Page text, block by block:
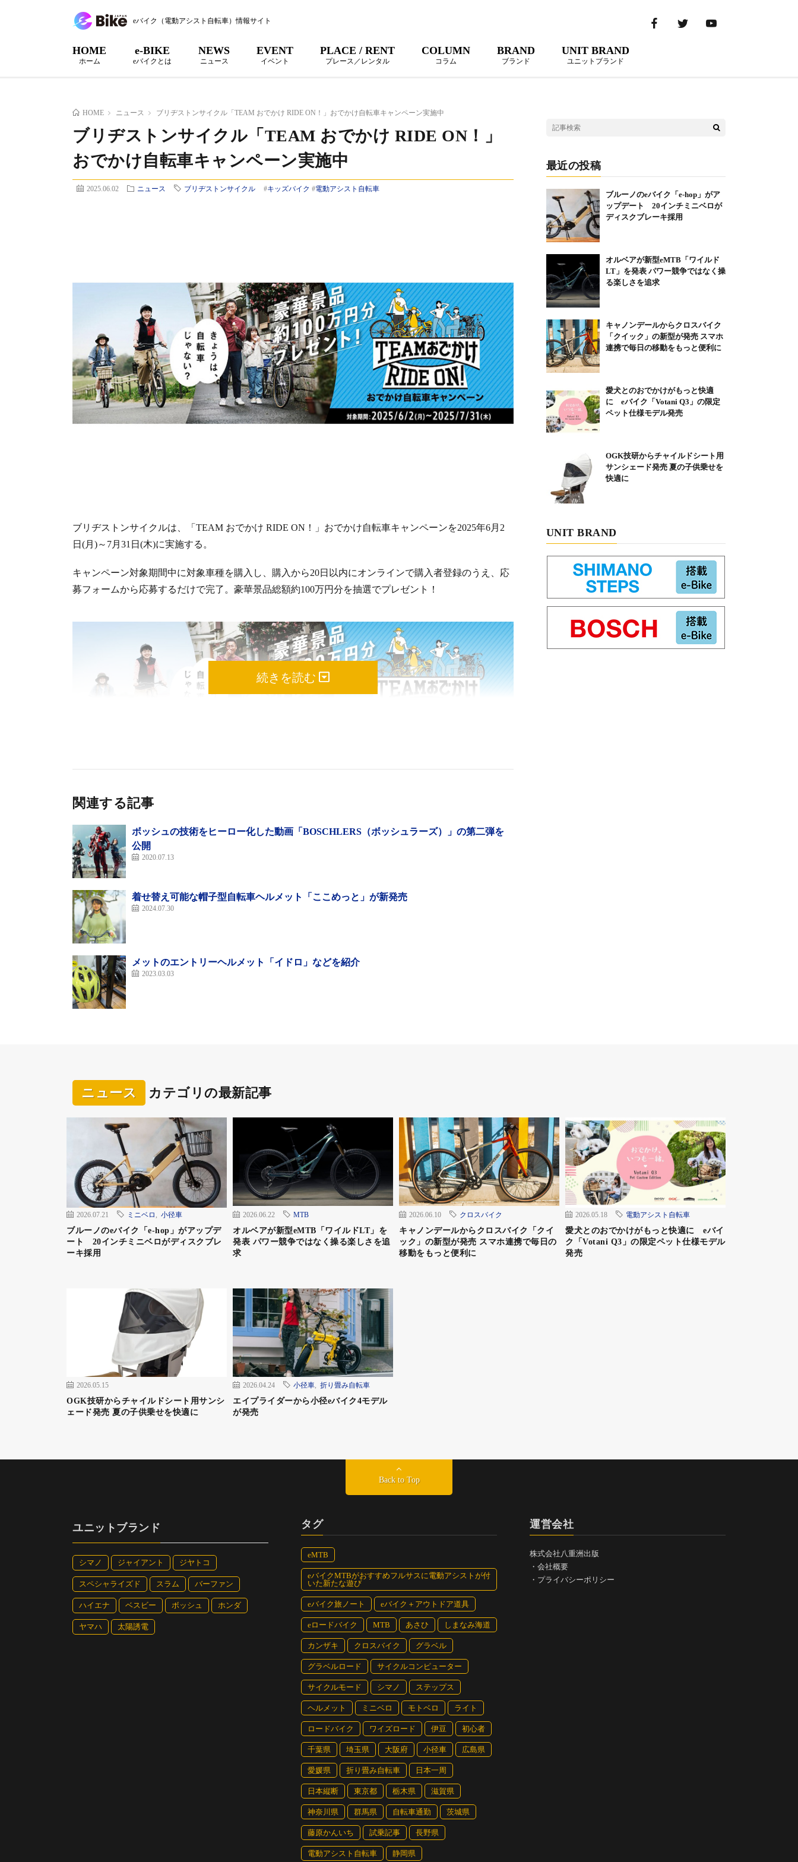
eバイク（電動アシスト自転車）情報サイト
HOME
ホーム
e-BIKE
eバイクとは
NEWS
ニュース
EVENT
イベント
PLACE / RENT
プレース／レンタル
COLUMN
コラム
BRAND
ブランド
UNIT BRAND
ユニットブランド
HOME ニュース ブリヂストンサイクル「TEAM おでかけ RIDE ON！」おでかけ自転車キャンペーン実施中
ブリヂストンサイクル「TEAM おでかけ RIDE ON！」
おでかけ自転車キャンペーン実施中
2025.06.02 ニュース ブリヂストンサイクル #キッズバイク #電動アシスト自転車
ブリヂストンサイクルは、「TEAM おでかけ RIDE ON！」おでかけ自転車キャンペーンを2025年6月2
日(月)～7月31日(木)に実施する。
キャンペーン対象期間中に対象車種を購入し、購入から20日以内にオンラインで購入者登録のうえ、応
募フォームから応募するだけで完了。豪華景品総額約100万円分を抽選でプレゼント！
暖かくなり、夏の訪れを感じるこの季節は、自転車でのおでかけに最適です。自転車なら、お子様やお
友達とペダルを踏むリズムが合い、スピードが揃い、心がつながります。目的地があってもなくても、
（1) 対象期間：
2025年6月2日(月)～2025年7月31日(木)
（2) キャンペーン内容：
以下の応募条件①～③をすべて満たした方の中から、豪華景品総額約100万円分を抽選でプレゼントし
ます。
（3) 応募条件：
①2025年6月2日（月）～2025年7月31日(木)の間で対象車種の購入
②購入から20日以内にオンラインでの購入者登録
（※「ロビンフッド手帳」添付のハガキによる購入者登録は対象外）
（2025年8月20日（水）まで）
（4) 対象車種：
【子ども用自転車】
クロスファイヤージュニア / エクスプレスジュニア / シュライン /エコパル / リリーベル / ハッチ / クロス
ファイヤーキッズ /エコキッズ スポーツ / ビッケ m / ハイディキッズ
【買い物向け自転車】
アシスタU DX / アシスタU STD / ラクット（20/24/26インチ）/ ラクットワゴン
（5）特設サイト：
https://www.bscycle.co.jp/odekake2025_bridgestone/
続きを読む
関連する記事
ボッシュの技術をヒーロー化した動画「BOSCHLERS（ボッシュラーズ）」の第二弾を
公開
2020.07.13
着せ替え可能な帽子型自転車ヘルメット「ここめっと」が新発売
2024.07.30
メットのエントリーヘルメット「イドロ」などを紹介
2023.03.03
最近の投稿
ブルーノのeバイク「e-hop」がア
ップデート 20インチミニベロが
ディスクブレーキ採用
オルベアが新型eMTB「ワイルド
LT」を発表 パワー競争ではなく操
る楽しさを追求
キャノンデールからクロスバイク
「クイック」の新型が発売 スマホ
連携で毎日の移動をもっと便利に
愛犬とのおでかけがもっと快適
に eバイク「Votani Q3」の限定
ペット仕様モデル発売
OGK技研からチャイルドシート用
サンシェード発売 夏の子供乗せを
快適に
UNIT BRAND
ニュース カテゴリの最新記事
2026.07.21 ミニベロ 小径車
ブルーノのeバイク「e-hop」がアップデ
ート 20インチミニベロがディスクブレ
ーキ採用
2026.06.22 MTB
オルベアが新型eMTB「ワイルドLT」を
発表 パワー競争ではなく操る楽しさを追
求
2026.06.10 クロスバイク
キャノンデールからクロスバイク「クイ
ック」の新型が発売 スマホ連携で毎日の
移動をもっと便利に
2026.05.18 電動アシスト自転車
愛犬とのおでかけがもっと快適に eバイ
ク「Votani Q3」の限定ペット仕様モデル
発売
2026.05.15
OGK技研からチャイルドシート用サンシ
ェード発売 夏の子供乗せを快適に
2026.04.24 小径車 折り畳み自転車
エイプライダーから小径eバイク4モデル
が発売
Back to Top
ユニットブランド
シマノ ジャイアント ジヤトコ
スペシャライズド スラム バーファン
ハイエナ ベスビー ボッシュ ホンダ
ヤマハ 太陽誘電
タグ
eMTB
eバイクMTBがおすすめフルサスに電動アシストが付
いた新たな遊び
eバイク旅ノート eバイク＋アウトドア道具
eロードバイク MTB あさひ しまなみ海道
カンザキ クロスバイク グラベル
グラベルロード サイクルコンピューター
サイクルモード シマノ ステップス
ヘルメット ミニベロ モトベロ ライト
ロードバイク ワイズロード 伊豆 初心者
千葉県 埼玉県 大阪府 小径車 広島県
愛媛県 折り畳み自転車 日本一周
日本縦断 東京都 栃木県 滋賀県
神奈川県 群馬県 自転車通勤 茨城県
藤原かんいち 試乗記事 長野県
電動アシスト自転車 静岡県
運営会社
株式会社八重洲出版
・ 会社概要
・ プライバシーポリシー